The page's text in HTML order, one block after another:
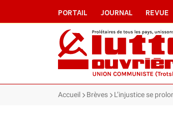
PORTAIL JOURNAL REVUE
Accueil Brèves L’injustice se